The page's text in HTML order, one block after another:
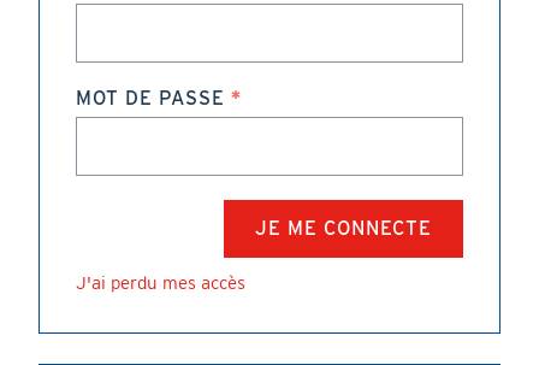
MOT DE PASSE
J'ai perdu mes accès